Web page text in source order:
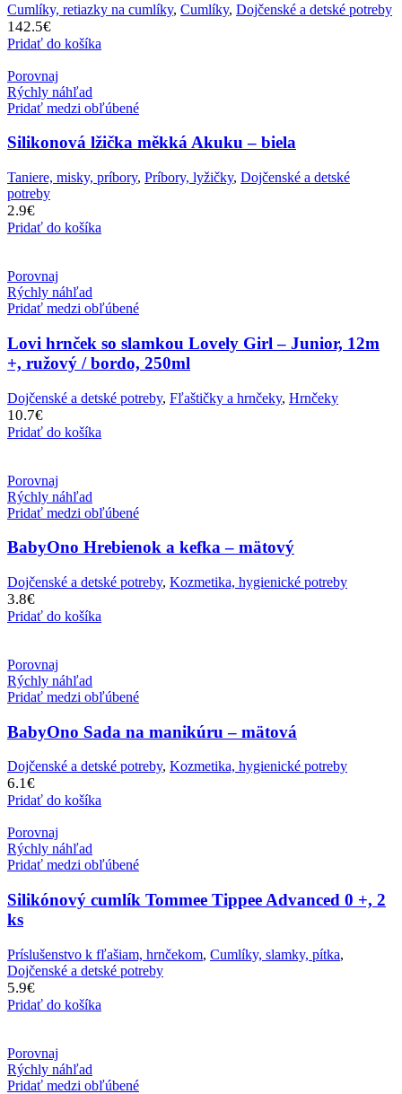
Cumlíky, retiazky na cumlíky, Cumlíky, Dojčenské a detské potreby
142.5€
Pridať do košíka
Porovnaj
Rýchly náhľad
Pridať medzi obľúbené
Silikonová lžička měkká Akuku – biela
Taniere, misky, príbory, Príbory, lyžičky, Dojčenské a detské
potreby
2.9€
Pridať do košíka
Porovnaj
Rýchly náhľad
Pridať medzi obľúbené
Lovi hrnček so slamkou Lovely Girl – Junior, 12m
+, ružový / bordo, 250ml
Dojčenské a detské potreby, Fľaštičky a hrnčeky, Hrnčeky
10.7€
Pridať do košíka
Porovnaj
Rýchly náhľad
Pridať medzi obľúbené
BabyOno Hrebienok a kefka – mätový
Dojčenské a detské potreby, Kozmetika, hygienické potreby
3.8€
Pridať do košíka
Porovnaj
Rýchly náhľad
Pridať medzi obľúbené
BabyOno Sada na manikúru – mätová
Dojčenské a detské potreby, Kozmetika, hygienické potreby
6.1€
Pridať do košíka
Porovnaj
Rýchly náhľad
Pridať medzi obľúbené
Silikónový cumlík Tommee Tippee Advanced 0 +, 2
ks
Príslušenstvo k fľašiam, hrnčekom, Cumlíky, slamky, pítka,
Dojčenské a detské potreby
5.9€
Pridať do košíka
Porovnaj
Rýchly náhľad
Pridať medzi obľúbené